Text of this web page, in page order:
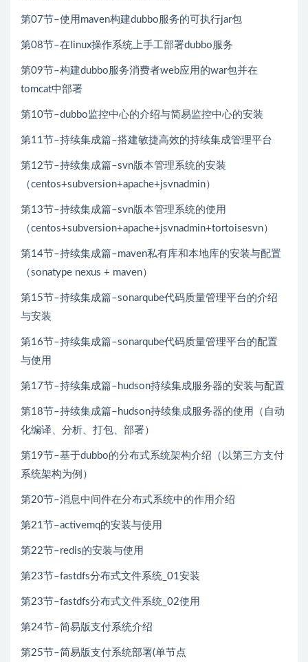
第07节–使用maven构建dubbo服务的可执行jar包
第08节–在linux操作系统上手工部署dubbo服务
第09节–构建dubbo服务消费者web应用的war包并在
tomcat中部署
第10节–dubbo监控中心的介绍与简易监控中心的安装
第11节–持续集成篇–搭建敏捷高效的持续集成管理平台
第12节–持续集成篇–svn版本管理系统的安装
（centos+subversion+apache+jsvnadmin）
第13节–持续集成篇–svn版本管理系统的使用
（centos+subversion+apache+jsvnadmin+tortoisesvn）
第14节–持续集成篇–maven私有库和本地库的安装与配置
（sonatype nexus + maven）
第15节–持续集成篇–sonarqube代码质量管理平台的介绍
与安装
第16节–持续集成篇–sonarqube代码质量管理平台的配置
与使用
第17节–持续集成篇–hudson持续集成服务器的安装与配置
第18节–持续集成篇–hudson持续集成服务器的使用（自动
化编译、分析、打包、部署）
第19节–基于dubbo的分布式系统架构介绍（以第三方支付
系统架构为例）
第20节–消息中间件在分布式系统中的作用介绍
第21节–activemq的安装与使用
第22节–redis的安装与使用
第23节–fastdfs分布式文件系统_01安装
第23节–fastdfs分布式文件系统_02使用
第24节–简易版支付系统介绍
第25节–简易版支付系统部署(单节点